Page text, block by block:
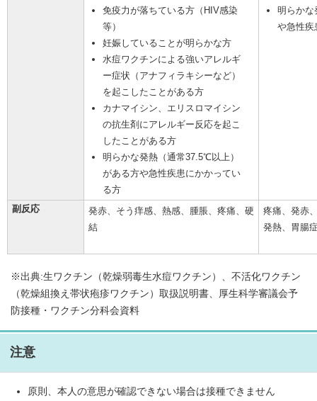
免疫力が落ちている方（HIV感染
等）
妊娠していることが明らかな方
水痘ワクチンによる強いアレルギ
ー症状（アナフィラキシーなど）
を起こしたことがある方
カナマイシン、エリスロマイシン
の抗生剤にアレルギー反応を起こ
したことがある方
明らかな発熱（通常37.5℃以上）
がある方や急性疾患にかかってい
る方
明らか
や急性疾
副反応
発赤、そう痒感、熱感、腫脹、疼痛、硬
結
疼痛、発赤
発熱、胃腸
※出典:生ワクチン（乾燥弱毒生水痘ワクチン）、不活化ワクチン
（乾燥組換え帯状疱疹ワクチン）取扱説明書、厚生科学審議会予
防接種・ワクチン分科会資料
注意
原則、本人の意思が確認できない場合は接種できません